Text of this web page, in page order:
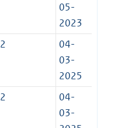
05-
2023
2
04-
03-
2025
2
04-
03-